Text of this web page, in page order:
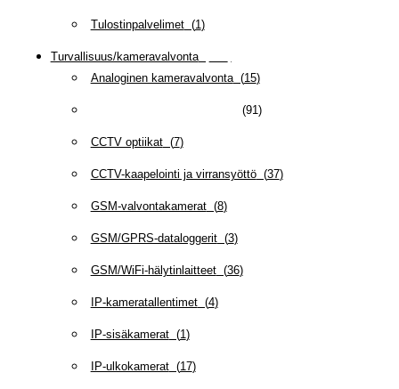
Tulostinpalvelimet(1 )
Turvallisuus/kameravalvonta(
Analoginen kameravalvonta(15)
(91 )
CCTV optiikat(7)
CCTV-kaapelointi ja virransyöttö(37)
GSM-valvontakamerat(8)
GSM/GPRS-dataloggerit(3)
GSM/WiFi-hälytinlaitteet(36)
IP-kameratallentimet(4)
IP-sisäkamerat(1 )
IP-ulkokamerat(17)